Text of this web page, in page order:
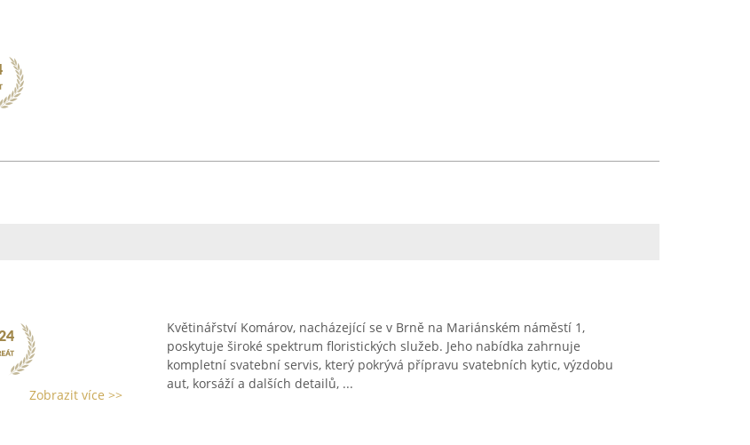
Zobrazit více >>
Květinářství Komárov, nacházející se v Brně na Mariánském náměstí 1,
poskytuje široké spektrum floristických služeb. Jeho nabídka zahrnuje
kompletní svatební servis, který pokrývá přípravu svatebních kytic, výzdobu
aut, korsáží a dalších detailů, ...